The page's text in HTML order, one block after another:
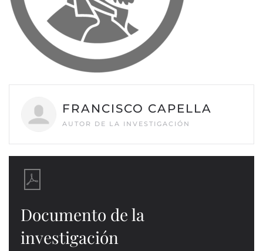
FRANCISCO CAPELLA
AUTOR DE LA INVESTIGACIÓN
Documento de la
investigación